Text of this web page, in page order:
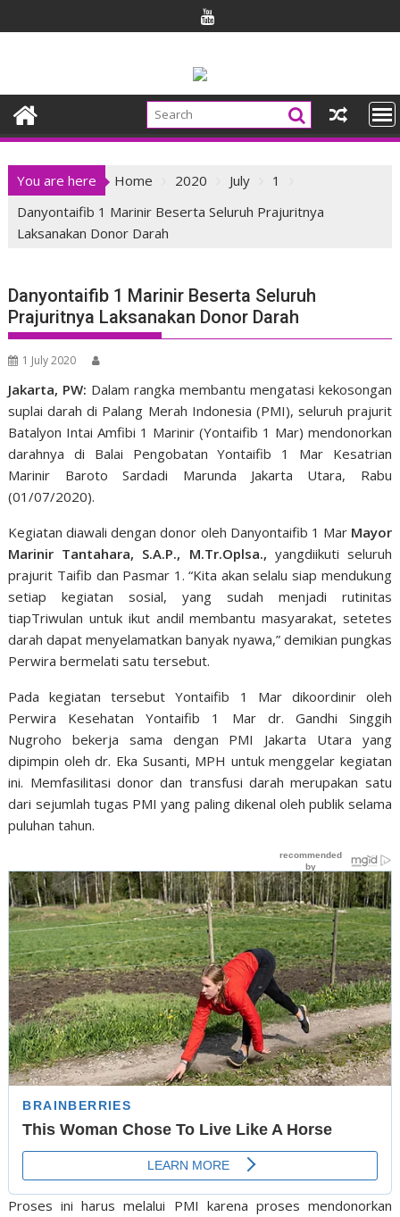
to
You are here Home 2020 July
1
Danyontaifib 1 Marinir Beserta Seluruh Prajuritnya
Laksanakan Donor Darah
Danyontaifib 1 Marinir Beserta Seluruh
Prajuritnya Laksanakan Donor Darah
1 July 2020
Jakarta, PW: Dalam rangka membantu mengatasi kekosongan
suplai darah di Palang Merah Indonesia (PMI), seluruh prajurit
Batalyon Intai Amfibi 1 Marinir (Yontaifib 1 Mar) mendonorkan
darahnya di Balai Pengobatan Yontaifib 1 Mar Kesatrian
Marinir Baroto Sardadi Marunda Jakarta Utara, Rabu
(01/07/2020).
Kegiatan diawali dengan donor oleh Danyontaifib 1 Mar Mayor
Marinir Tantahara, S.A.P., M.Tr.Oplsa., yangdiikuti seluruh
prajurit Taifib dan Pasmar 1. “Kita akan selalu siap mendukung
setiap kegiatan sosial, yang sudah menjadi rutinitas
tiapTriwulan untuk ikut andil membantu masyarakat, setetes
darah dapat menyelamatkan banyak nyawa,” demikian pungkas
Perwira bermelati satu tersebut.
Pada kegiatan tersebut Yontaifib 1 Mar dikoordinir oleh
Perwira Kesehatan Yontaifib 1 Mar dr. Gandhi Singgih
Nugroho bekerja sama dengan PMI Jakarta Utara yang
dipimpin oleh dr. Eka Susanti, MPH untuk menggelar kegiatan
ini. Memfasilitasi donor dan transfusi darah merupakan satu
dari sejumlah tugas PMI yang paling dikenal oleh publik selama
puluhan tahun.
Proses ini harus melalui PMI karena proses mendonorkan